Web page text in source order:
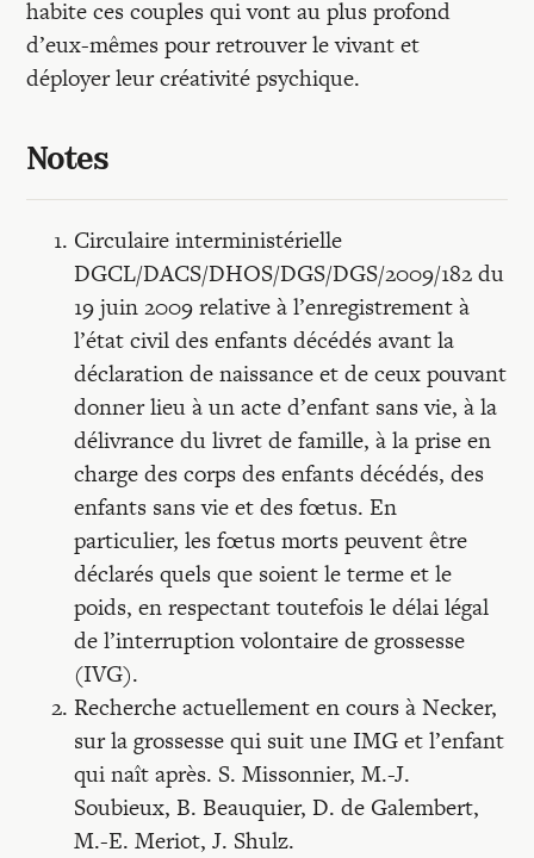
habite ces couples qui vont au plus profond
d’eux-mêmes pour retrouver le vivant et
déployer leur créativité psychique.
Notes
Circulaire interministérielle
DGCL/DACS/DHOS/DGS/DGS/2009/182 du
19 juin 2009 relative à l’enregistrement à
l’état civil des enfants décédés avant la
déclaration de naissance et de ceux pouvant
donner lieu à un acte d’enfant sans vie, à la
délivrance du livret de famille, à la prise en
charge des corps des enfants décédés, des
enfants sans vie et des fœtus. En
particulier, les fœtus morts peuvent être
déclarés quels que soient le terme et le
poids, en respectant toutefois le délai légal
de l’interruption volontaire de grossesse
(IVG).
Recherche actuellement en cours à Necker,
sur la grossesse qui suit une IMG et l’enfant
qui naît après. S. Missonnier, M.-J.
Soubieux, B. Beauquier, D. de Galembert,
M.-E. Meriot, J. Shulz.